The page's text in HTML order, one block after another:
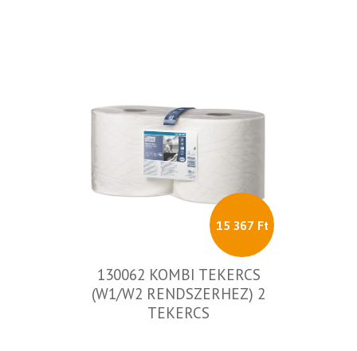
15 367 Ft
130062 KOMBI TEKERCS
(W1/W2 RENDSZERHEZ) 2
TEKERCS